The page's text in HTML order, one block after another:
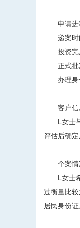
申请进
递案时
投资完
正式批
办理身
客户信
L女士与
评估后确
个案情
L女士希
过衡量比
居民身份证